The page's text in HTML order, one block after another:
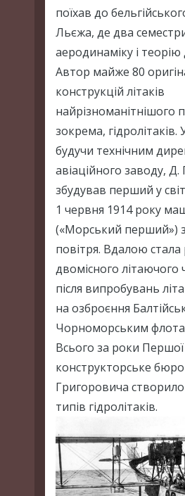
поїхав до
Льєжа, де два
аеродинаміку і теорію
Автор майже 80
конструкцій літаків
найрізноманітнішого
зокрема, гідролітаків.
будучи технічним
авіаційного заводу,
збудував перший у
1 червня 1914 року
(«Морський перший»)
повітря. Вдалою стала
двомісного
після випробувань
на озброєння
Чорноморським
Всього за роки Першої
конструкторське
Григоровича
типів гідролітаків.